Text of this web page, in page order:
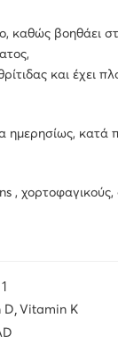
καθώς βοηθάει
και έχει
ημερησίως, κατά
, χορτοφαγικούς,
D, Vitamin K